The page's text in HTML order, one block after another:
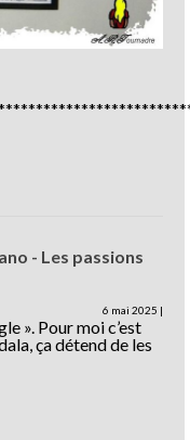
- Les passions
6 mai 2025 |
». Pour moi c’est
ça détend de les